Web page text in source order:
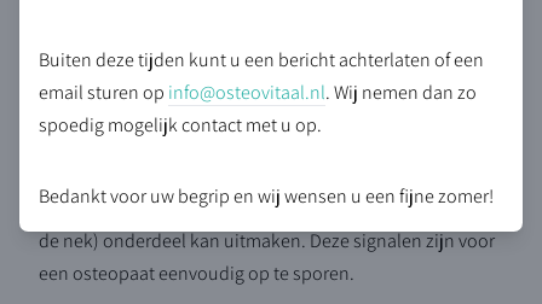
Via interactie met het ruggenmerg uiten die signalen zich
waarvan een verhoogde spierspanning (in bijvoorbeeld
de nek) onderdeel kan uitmaken. Deze signalen zijn voor
een osteopaat eenvoudig op te sporen.
Buiten deze tijden kunt u een bericht achterlaten of een
email sturen op info@osteovitaal.nl. Wij nemen dan zo
spoedig mogelijk contact met u op.
Bedankt voor uw begrip en wij wensen u een fijne zomer!